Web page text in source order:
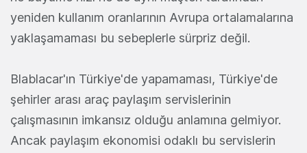
yeniden kullanım oranlarının Avrupa ortalamalarına
yaklaşamaması bu sebeplerle sürpriz değil.
Blablacar'ın Türkiye'de yapamaması, Türkiye'de
şehirler arası araç paylaşım servislerinin
çalışmasının imkansız olduğu anlamına gelmiyor.
Ancak paylaşım ekonomisi odaklı bu servislerin